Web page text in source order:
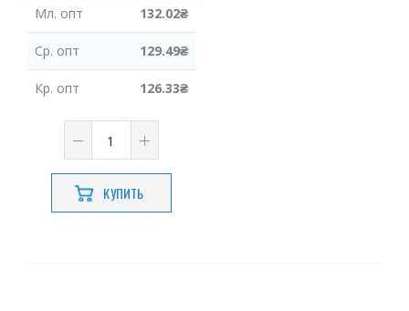
Мл. опт 132.02₴
Ср. опт 129.49₴
Кр. опт 126.33₴
КУПИТЬ